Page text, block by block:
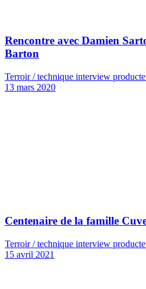
Rencontre avec Damien
Barton
Terroir / technique interview
13 mars 2020
Centenaire de la famille
Terroir / technique interview
15 avril 2021